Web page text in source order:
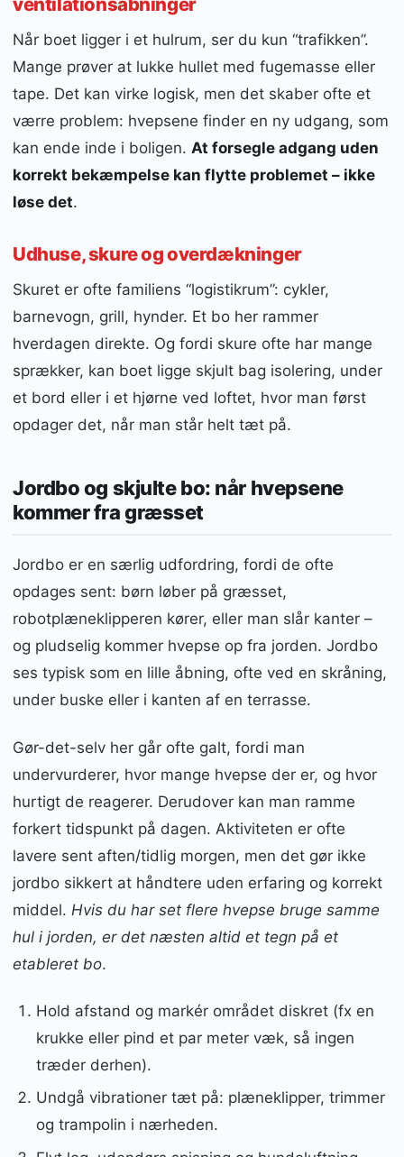
Når boet ligger i et hulrum, ser du kun “trafikken”.
Mange prøver at lukke hullet med fugemasse eller
tape. Det kan virke logisk, men det skaber ofte et
værre problem: hvepsene finder en ny udgang, som
kan ende inde i boligen. At forsegle adgang uden
korrekt bekæmpelse kan flytte problemet – ikke
løse det.
Udhuse, skure og overdækninger
Skuret er ofte familiens “logistikrum”: cykler,
barnevogn, grill, hynder. Et bo her rammer
hverdagen direkte. Og fordi skure ofte har mange
sprækker, kan boet ligge skjult bag isolering, under
et bord eller i et hjørne ved loftet, hvor man først
opdager det, når man står helt tæt på.
Jordbo og skjulte bo: når hvepsene
kommer fra græsset
Jordbo er en særlig udfordring, fordi de ofte
opdages sent: børn løber på græsset,
robotplæneklipperen kører, eller man slår kanter –
og pludselig kommer hvepse op fra jorden. Jordbo
ses typisk som en lille åbning, ofte ved en skråning,
under buske eller i kanten af en terrasse.
Gør-det-selv her går ofte galt, fordi man
undervurderer, hvor mange hvepse der er, og hvor
hurtigt de reagerer. Derudover kan man ramme
forkert tidspunkt på dagen. Aktiviteten er ofte
lavere sent aften/tidlig morgen, men det gør ikke
jordbo sikkert at håndtere uden erfaring og korrekt
middel. Hvis du har set flere hvepse bruge samme
hul i jorden, er det næsten altid et tegn på et
etableret bo.
Hold afstand og markér området diskret (fx en
krukke eller pind et par meter væk, så ingen
træder derhen).
Undgå vibrationer tæt på: plæneklipper, trimmer
og trampolin i nærheden.